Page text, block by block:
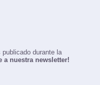
durante la
a nuestra newsletter!